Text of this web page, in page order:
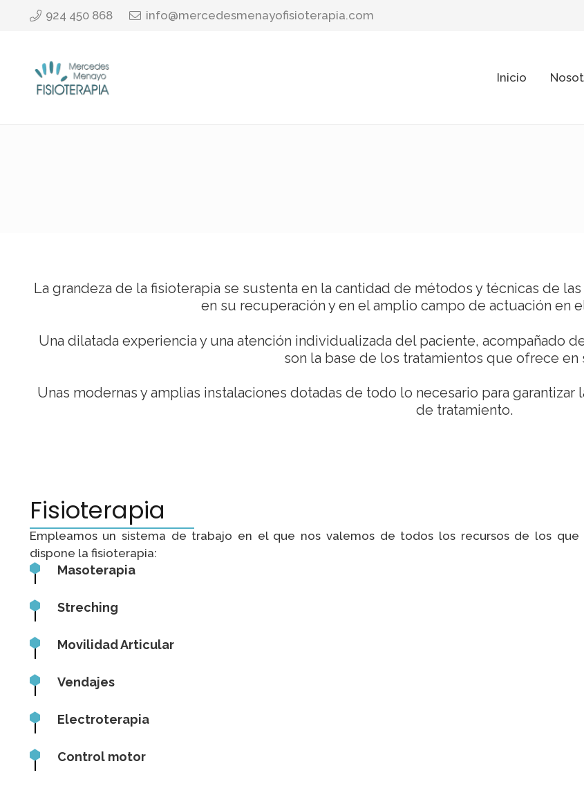
924 450 868 info@mercedesmenayofisioterapia.com
Inicio
La grandeza de la fisioterapia se sustenta en la cantidad de métodos y técnicas de
en su recuperación y en el amplio campo de actuación en
Una dilatada experiencia y una atención individualizada del paciente, acompañado
son la base de los tratamientos que ofrece en
Unas modernas y amplias instalaciones dotadas de todo lo necesario para
de tratamiento.
Fisioterapia
Empleamos un sistema de trabajo en el que nos valemos de todos los recursos de los que
dispone la fisioterapia:
Masoterapia
Streching
Movilidad Articular
Vendajes
Electroterapia
Control motor